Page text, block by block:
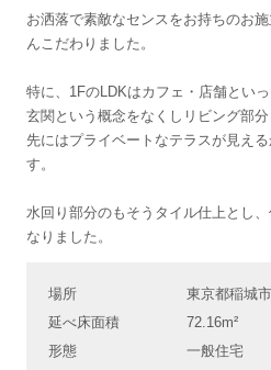
お洒落で素敵なセンスをお持ちのお
んこだわりました。
特に、1FのLDKはカフェ・店舗とい
玄関という概念をなくしリビング部
先にはプライベートなテラスが見え
す。
水回り部分のもそうタイル仕上とし
なりました。
場所
東京都稲城市
延べ床面積
72.16m²
形態
一般住宅